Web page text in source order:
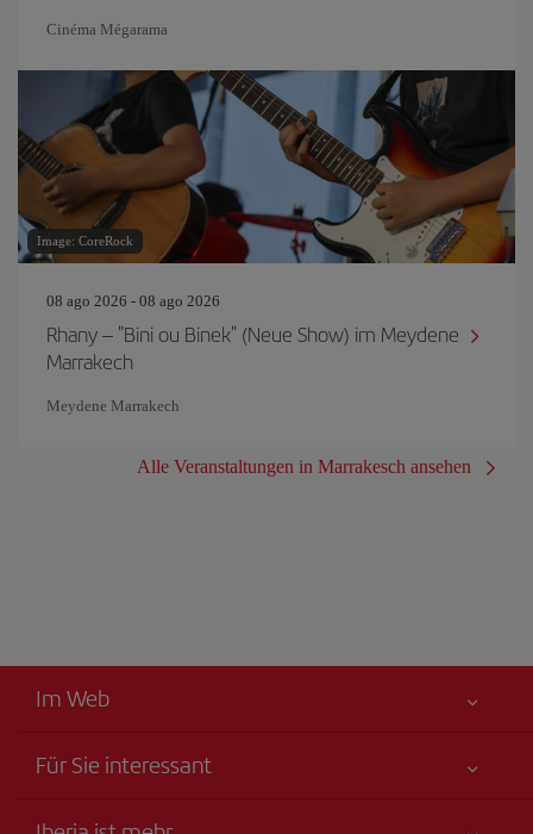
Cinéma Mégarama
Image: CoreRock
08 ago 2026 - 08 ago 2026
Rhany – "Bini ou Binek" (Neue Show) im Meydene
Marrakech
Meydene Marrakech
Alle Veranstaltungen in Marrakesch ansehen
Im Web
Für Sie interessant